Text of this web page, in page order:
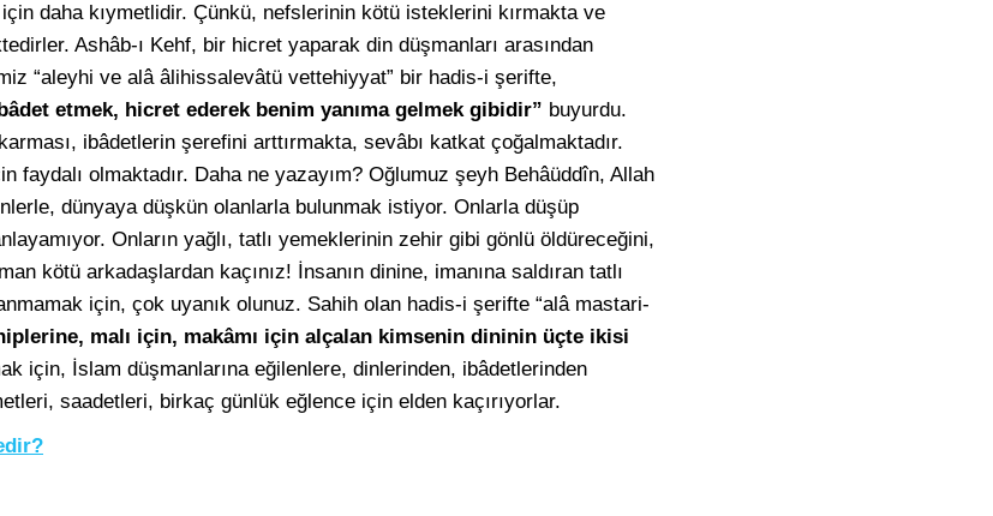
daha kıymetlidir. Çünkü, nefslerinin kötü isteklerini kırmakta ve
Ashâb-ı Kehf, bir hicret yaparak din düşmanları arasından
“aleyhi ve alâ âlihissalevâtü vettehiyyat” bir hadis-i şerifte,
etmek, hicret ederek benim yanıma gelmek gibidir” buyurdu.
ibâdetlerin şerefini arttırmakta, sevâbı katkat çoğalmaktadır.
faydalı olmaktadır. Daha ne yazayım? Oğlumuz şeyh Behâüddîn, Allah
dünyaya düşkün olanlarla bulunmak istiyor. Onlarla düşüp
Onların yağlı, tatlı yemeklerinin zehir gibi gönlü öldüreceğini,
kötü arkadaşlardan kaçınız! İnsanın dinine, imanına saldıran tatlı
için, çok uyanık olunuz. Sahih olan hadis-i şerifte “alâ mastari-
malı için, makâmı için alçalan kimsenin dininin üçte ikisi
için, İslam düşmanlarına eğilenlere, dinlerinden, ibâdetlerinden
saadetleri, birkaç günlük eğlence için elden kaçırıyorlar.